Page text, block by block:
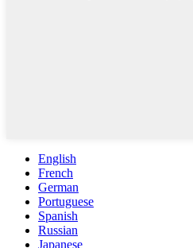
English
French
German
Portuguese
Spanish
Russian
Japanese